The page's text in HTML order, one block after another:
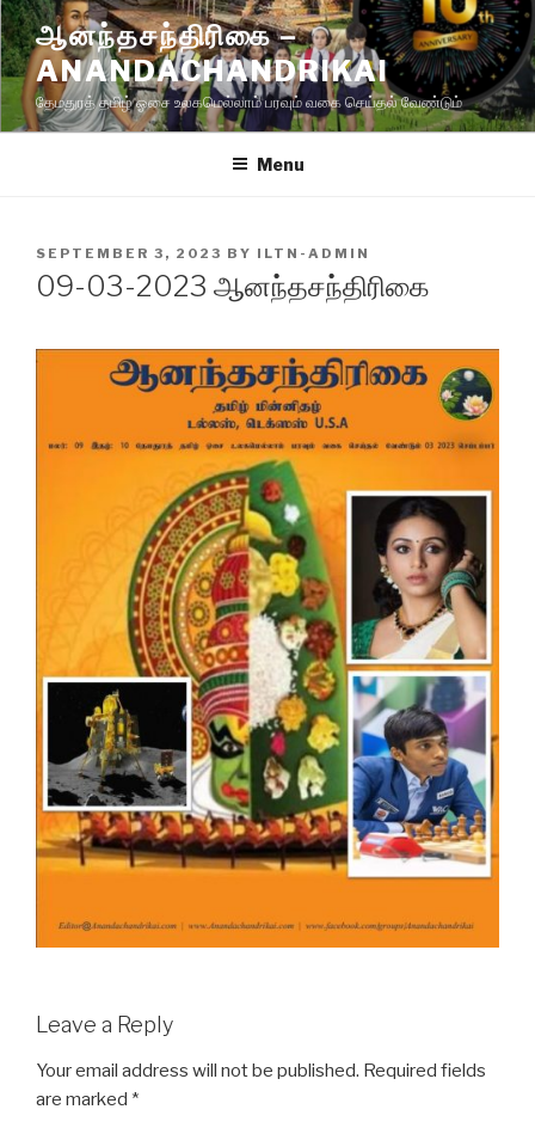
Skip
to
content
ஆனந்தசந்திரிகை –
ANANDACHANDRIKAI
தேமதுரத் தமிழ் ஓசை உலகமெல்லாம் பரவும் வகை செய்தல் வேண்டும்
Menu
POSTED
ON
SEPTEMBER 3, 2023 BY ILTN-ADMIN
09-03-2023 ஆனந்தசந்திரிகை
Leave a Reply
Your email address will not be published. Required fields
are marked *